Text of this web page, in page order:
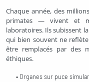
Chaque année, des
primates — vivent et
laboratoires. Ils subissent
qui bien souvent ne
être remplacés par des
éthiques.
• Organes sur puce